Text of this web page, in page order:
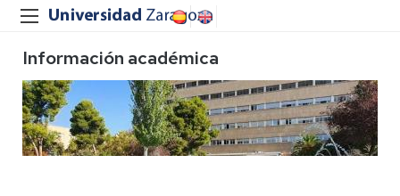
Información académica